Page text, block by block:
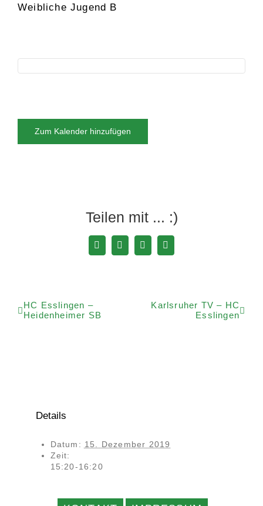
Weibliche Jugend B
Zum Kalender hinzufügen
Teilen mit ... :)
FacebookWhatsApp
Telegram
E-
Mail
HC Esslingen –
Heidenheimer SB
Karlsruher TV – HC
Esslingen
Details
Datum: 15. Dezember 2019
Zeit:
15:20-16:20